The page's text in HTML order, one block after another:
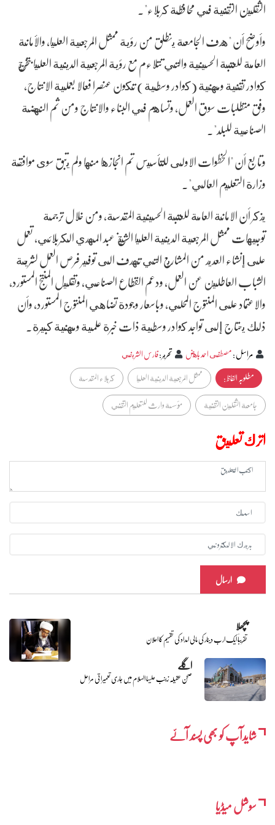
الثقلين التقنية في محافظة كربلاء".
وأوضح أن "هدف الجامعة ينطلق من رؤية ممثل المرجعية العليا، والأمانة
العامة للعتبة الحسينية والتي تتلاءم مع رؤية المرجعية الدينية العليا بتخريج
كوادر تقنية ومهنية (كوادر وسطية) تكون عنصرا فعالا بعملية الانتاج،
وفق متطلبات سوق العمل، وتساهم في البناء والانتاج ومن ثم النهضة
الصناعية للبلد".
وتابع أن "الخطوات الاولى للتأسيس تم انجازها منها ولم يتبق سوى موافقة
وزارة التعليم العالي".
يذكر أن الامانة العامة للعتبة الحسينية المقدسة، ومن خلال ترجمة
توجيهات ممثل المرجعية الدينية العليا الشيخ عبد المهدي الكربلائي، تعمل
على إنشاء العديد من المشاريع التي تهدف الى توفير فرص العمل لشريحة
الشباب العاطلين عن العمل، ودعم القطاع الصناعي، وتقليل المنتج المستورد،
والاعتماد على المنتوج المحلي، وباسعار وجودة تضاهي المنتوج المستورد، وأن
ذلك يحتاج إلى تواجد كوادر وسطية ذات خبرة علمية ومهنية كبيرة.
مراسل:مصطفى احمد باهض تحرير:فارس الشريفي
مطلوبہ الفاظ :
ممثل المرجعية الدينية العليا
كربلاء المقدسة
جامعة الثقلين التقنية
مؤسسة وارث للتعليم التقني
اترك تعليق
ارسال
پچھلا
تقریباً ایک ارب دینار کی مالی امداد کی تقسیم کا اعلان
اگلے
صحن عقیلہ زینب علیہا السلام میں جاری تعمیراتی مراحل
شایدآپ کو بھی پسند آئے
سوشل میڈیا